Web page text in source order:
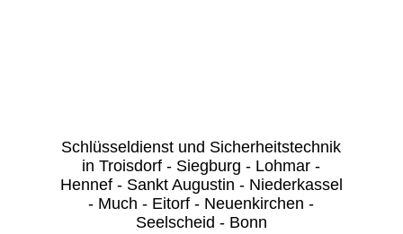
Schlüsseldienst und Sicherheitstechnik
in Troisdorf - Siegburg - Lohmar -
Hennef - Sankt Augustin - Niederkassel
- Much - Eitorf - Neuenkirchen -
Seelscheid - Bonn